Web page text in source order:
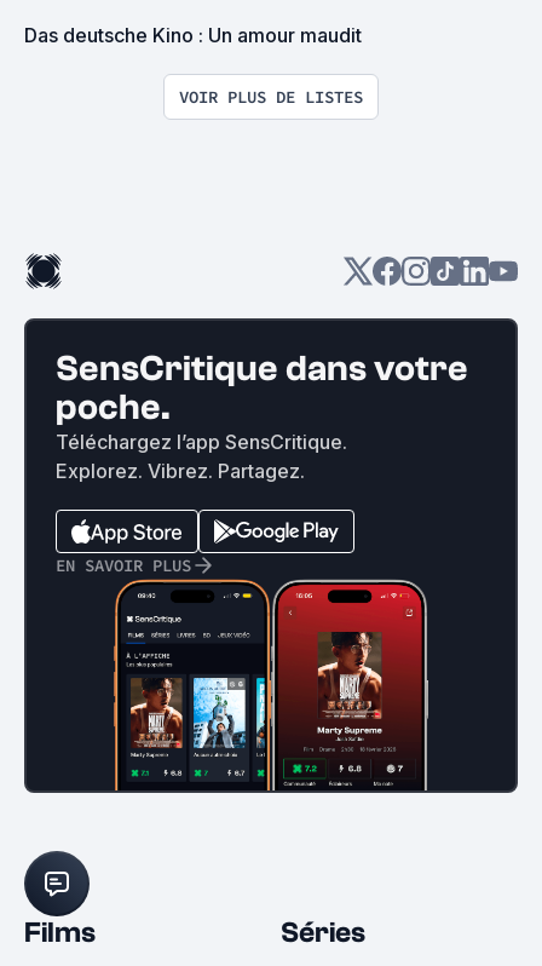
Das deutsche Kino : Un amour maudit
VOIR PLUS DE LISTES
SensCritique dans votre
poche.
Téléchargez l’app SensCritique.
Explorez. Vibrez. Partagez.
EN SAVOIR PLUS
Films Séries